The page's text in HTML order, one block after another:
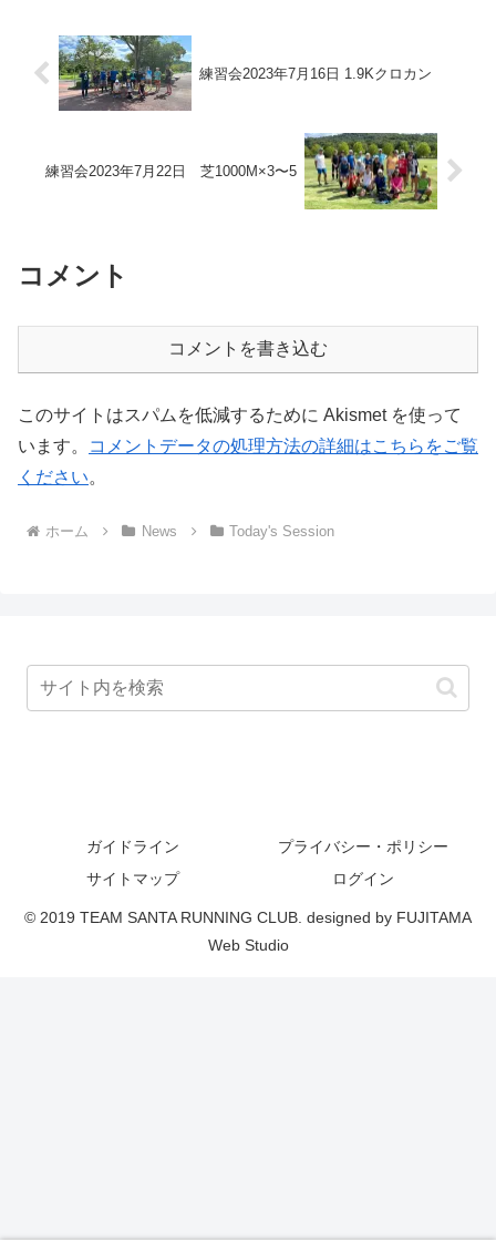
練習会2023年7月16日 1.9Kクロカン
練習会2023年7月22日 芝1000M×3〜5
コメント
コメントを書き込む
このサイトはスパムを低減するために Akismet を使って
います。
コメントデータの処理方法の詳細はこちらをご覧
ください。
ホーム News Today's Session
ガイドライン
プライバシー・ポリシー
サイトマップ
ログイン
© 2019 TEAM SANTA RUNNING CLUB. designed by FUJITAMA
Web Studio